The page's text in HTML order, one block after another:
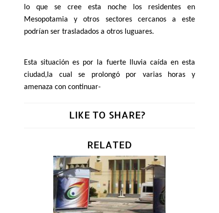
lo que se cree esta noche los residentes en
Mesopotamia y otros sectores cercanos a este
podrían ser trasladados a otros luguares.
Esta situación es por la fuerte lluvia caída en esta
ciudad,la cual se prolongó por varias horas y
amenaza con continuar-
LIKE TO SHARE?
RELATED